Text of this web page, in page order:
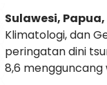
Sulawesi,
Klimatologi, dan
peringatan dini
8,6 mengguncang